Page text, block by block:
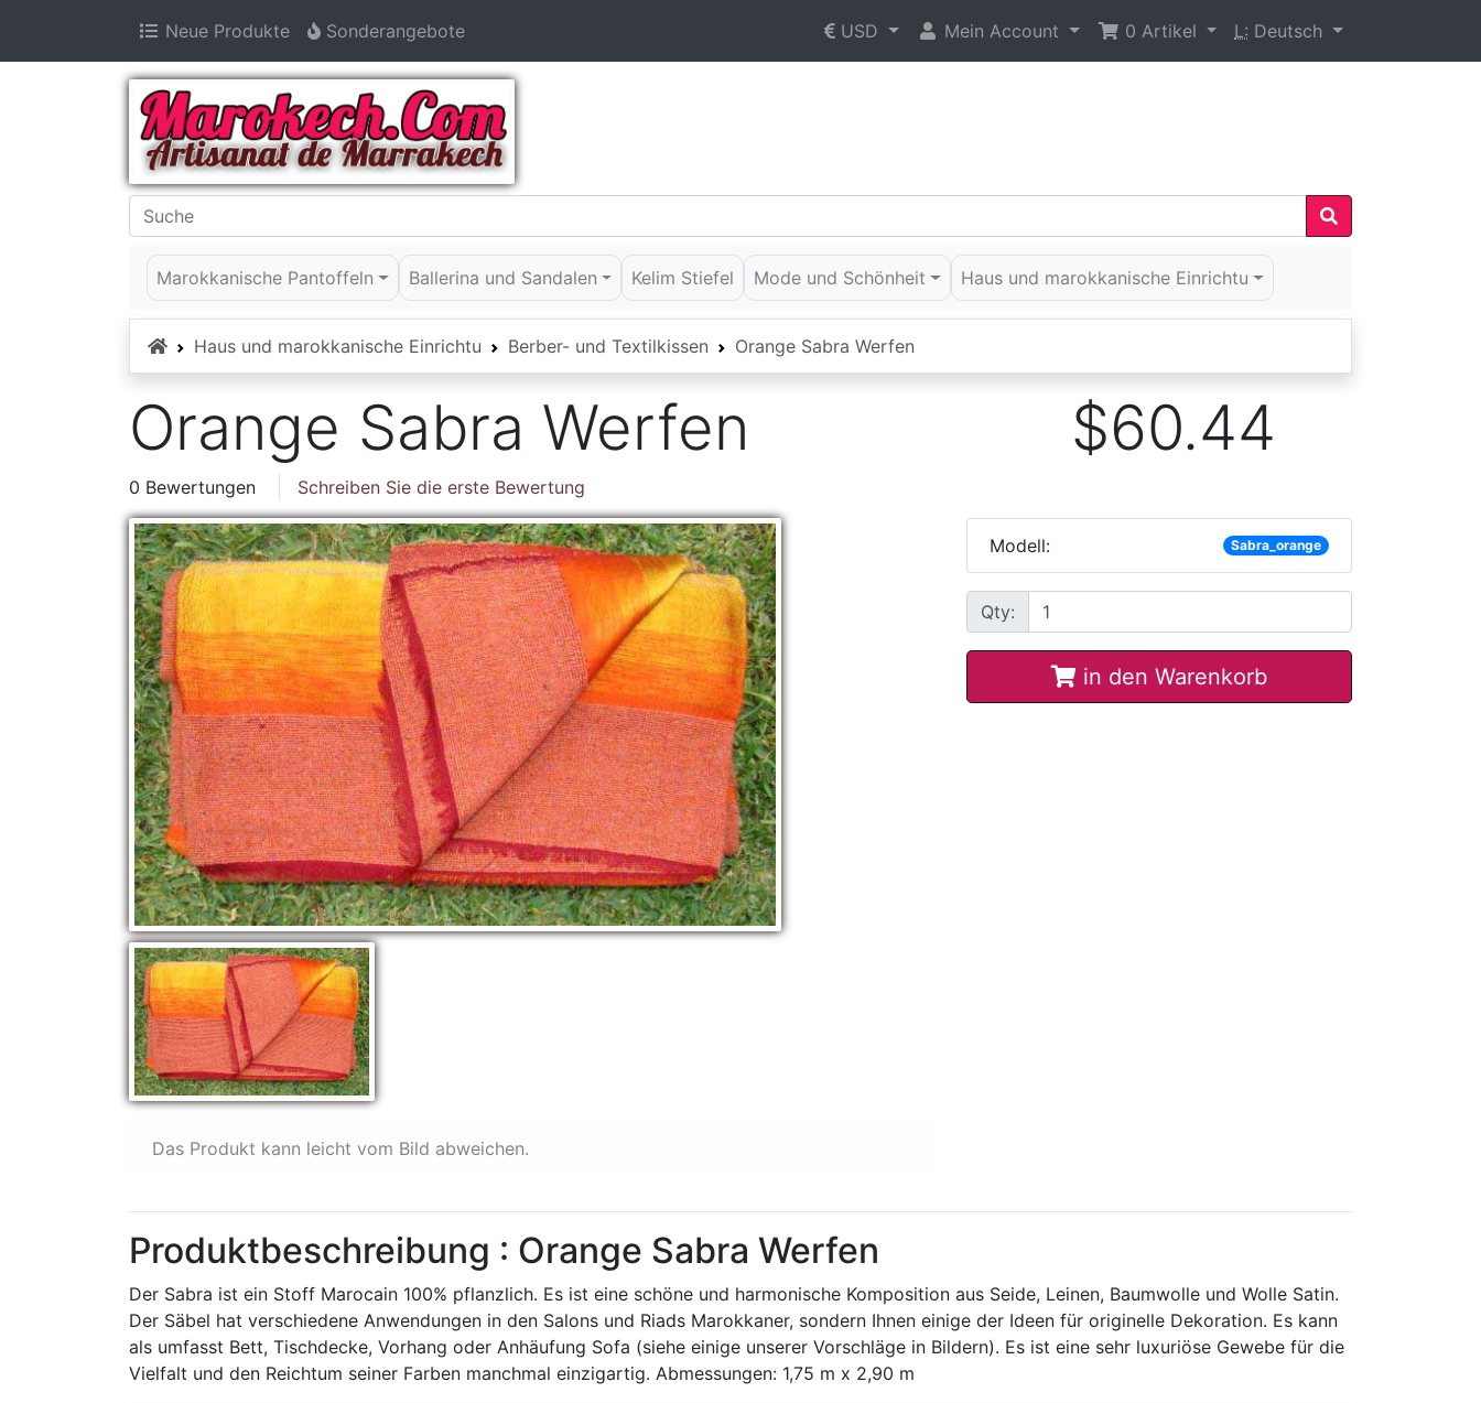
Neue Produkte Sonderangebote USD Mein Account 0 Artikel L: Deutsch
Marokkanische Pantoffeln Ballerina und Sandalen Kelim Stiefel Mode und Schönheit Haus und marokkanische Einrichtu
Startseite
Haus und marokkanische Einrichtu Berber- und Textilkissen Orange Sabra Werfen
Orange Sabra Werfen $60.44
0 Bewertungen Schreiben Sie die erste Bewertung
Das Produkt kann leicht vom Bild abweichen.
Modell: Sabra_orange
Qty:
in den Warenkorb
Produktbeschreibung : Orange Sabra Werfen
Der Sabra ist ein Stoff Marocain 100% pflanzlich. Es ist eine schöne und harmonische Komposition aus Seide, Leinen, Baumwolle und Wolle Satin.
Der Säbel hat verschiedene Anwendungen in den Salons und Riads Marokkaner, sondern Ihnen einige der Ideen für originelle Dekoration. Es kann
als umfasst Bett, Tischdecke, Vorhang oder Anhäufung Sofa (siehe einige unserer Vorschläge in Bildern). Es ist eine sehr luxuriöse Gewebe für die
Vielfalt und den Reichtum seiner Farben manchmal einzigartig. Abmessungen: 1,75 m x 2,90 m